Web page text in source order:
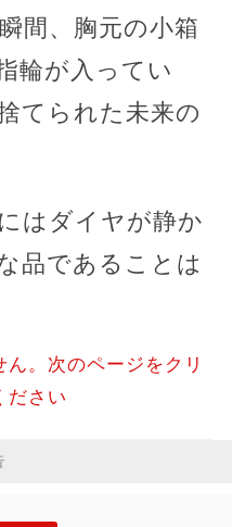
間、胸元の小箱
輪が入ってい
てられた未来の
はダイヤが静か
品であることは
。次のページをクリ
ださい